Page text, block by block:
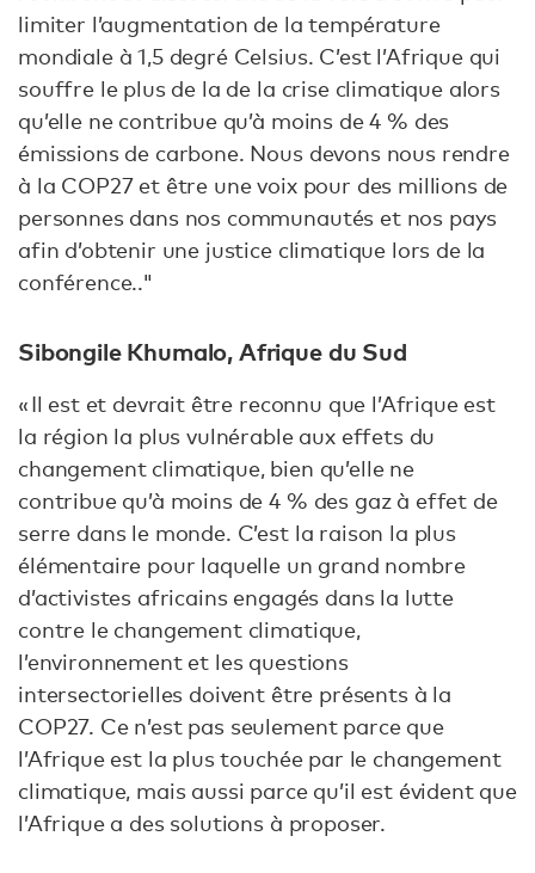
limiter l’augmentation de la température
mondiale à 1,5 degré Celsius. C’est l’Afrique qui
souffre le plus de la de la crise climatique alors
qu’elle ne contribue qu’à moins de 4 % des
émissions de carbone. Nous devons nous rendre
à la COP27 et être une voix pour des millions de
personnes dans nos communautés et nos pays
afin d’obtenir une justice climatique lors de la
conférence.."
Sibongile Khumalo, Afrique du Sud
« Il est et devrait être reconnu que l’Afrique est
la région la plus vulnérable aux effets du
changement climatique, bien qu’elle ne
contribue qu’à moins de 4 % des gaz à effet de
serre dans le monde. C’est la raison la plus
élémentaire pour laquelle un grand nombre
d’activistes africains engagés dans la lutte
contre le changement climatique,
l’environnement et les questions
intersectorielles doivent être présents à la
COP27. Ce n’est pas seulement parce que
l’Afrique est la plus touchée par le changement
climatique, mais aussi parce qu’il est évident que
l’Afrique a des solutions à proposer.